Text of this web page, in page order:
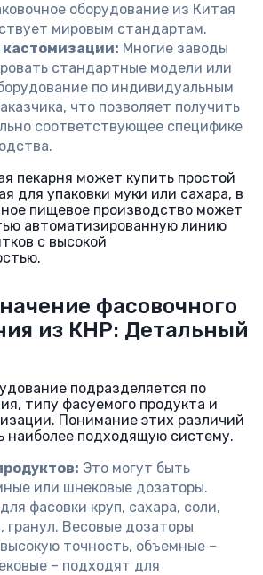
оборудование из Китая
мировым стандартам.
Многие заводы
стандартные модели или
по индивидуальным
что позволяет получить
соответствующее специфике
пекарня может купить простой
для упаковки муки или сахара, в
пищевое производство может
автоматизированную линию
с высокой
фасовочного
из КНР: Детальный
подразделяется по
типу фасуемого продукта и
Понимание этих различий
наиболее подходящую систему.
Это могут быть
или шнековые дозаторы.
фасовки круп, сахара, соли,
гранул. Весовые дозаторы
точность, объемные –
– подходят для